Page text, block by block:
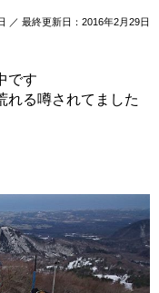
／ 最終更新日：2016年2月29日
です
れる噂されてました